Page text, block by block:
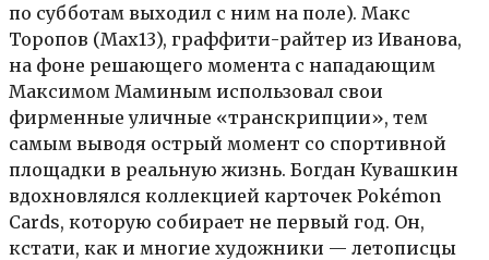
по субботам выходил с ним на поле). Макс
Торопов (Max13), граффити-райтер из Иванова,
на фоне решающего момента с нападающим
Максимом Маминым использовал свои
фирменные уличные «транскрипции», тем
самым выводя острый момент со спортивной
площадки в реальную жизнь. Богдан Кувашкин
вдохновлялся коллекцией карточек Pokémon
Cards, которую собирает не первый год. Он,
кстати, как и многие художники — летописцы